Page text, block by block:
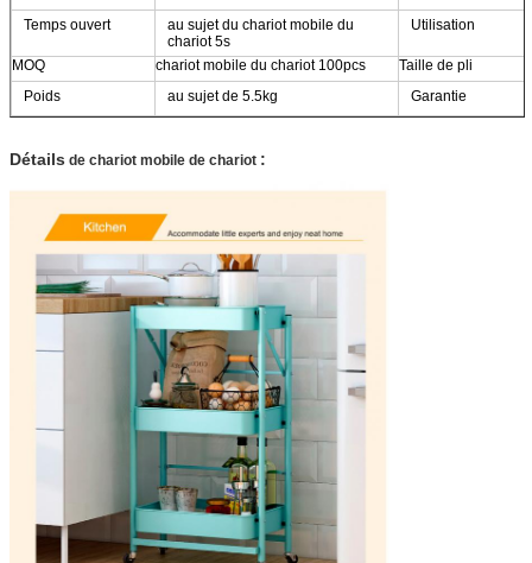
Temps ouvert
au sujet du chariot mobile du
chariot 5s
Utilisation
MOQ chariot mobile du chariot 100pcs
Taille de pli
Poids
au sujet de 5.5kg Garantie
Détails de chariot mobile de chariot :